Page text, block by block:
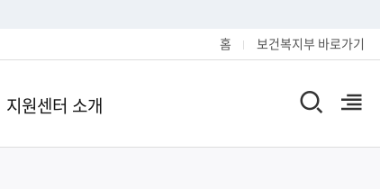
홈 보건복지부 바로가기
지원센터 소개
색 기